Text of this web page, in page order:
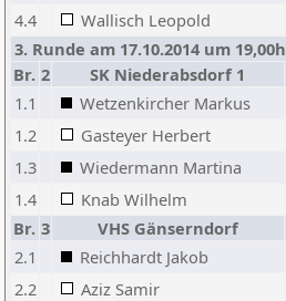
4.4
Wallisch Leopold
3. Runde am 17.10.2014 um 19,00h
Br. 2 SK Niederabsdorf 1
1.1
Wetzenkircher Markus
1.2
Gasteyer Herbert
1.3
Wiedermann Martina
1.4
Knab Wilhelm
Br. 3 VHS Gänserndorf
2.1
Reichhardt Jakob
2.2
Aziz Samir